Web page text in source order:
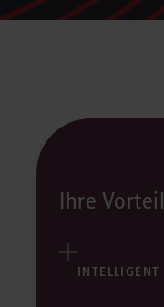
Ihre
INTELLIGENT